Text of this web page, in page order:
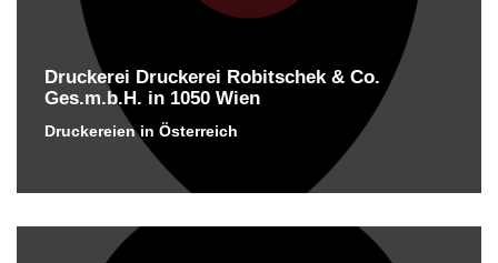
Druckerei Druckerei Robitschek & Co.
Ges.m.b.H. in 1050 Wien
Druckereien in Österreich